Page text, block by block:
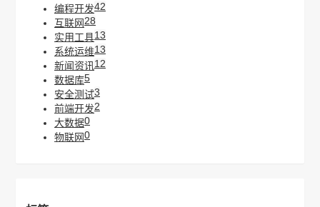
编程开发42
互联网28
实用工具13
系统运维13
新闻资讯12
数据库5
安全测试3
前端开发2
大数据0
物联网0